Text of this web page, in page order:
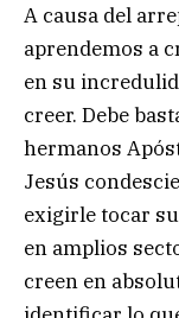
A causa del
aprendemos a
en su
creer. Debe
hermanos
Jesús
exigirle tocar
en amplios
creen en